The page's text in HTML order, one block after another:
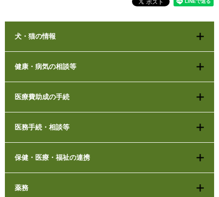
犬・猫の情報
健康・病気の相談等
医療費助成の手続
医務手続・相談等
保健・医療・福祉の連携
薬務